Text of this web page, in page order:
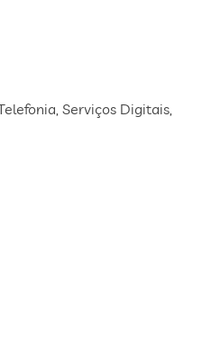
Serviços Digitais,